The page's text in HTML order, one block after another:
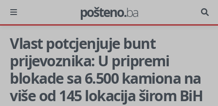
pošteno.ba
Vlast potcjenjuje bunt
prijevoznika: U pripremi
blokade sa 6.500 kamiona na
više od 145 lokacija širom BiH